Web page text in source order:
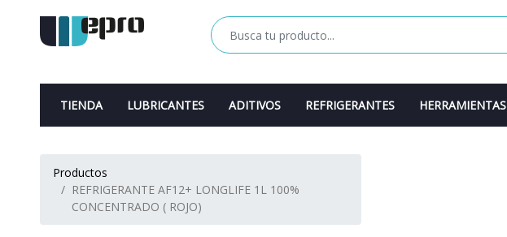
TIENDA LUBRICANTES ADITIVOS REFRIGERANTES HERRAMIENTAS
Productos
REFRIGERANTE AF12+ LONGLIFE 1L 100%
CONCENTRADO ( ROJO)